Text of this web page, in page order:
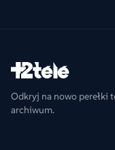
Odkryj na nowo perełki
archiwum.